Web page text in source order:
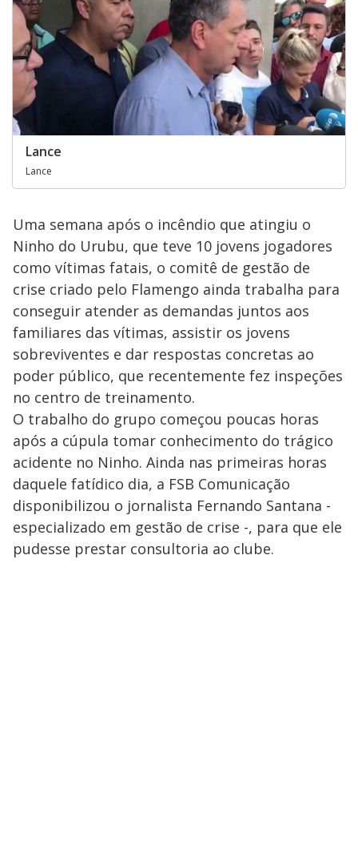
Lance
Lance
Uma semana após o incêndio que atingiu o
Ninho do Urubu, que teve 10 jovens jogadores
como vítimas fatais, o comitê de gestão de
crise criado pelo Flamengo ainda trabalha para
conseguir atender as demandas juntos aos
familiares das vítimas, assistir os jovens
sobreviventes e dar respostas concretas ao
poder público, que recentemente fez inspeções
no centro de treinamento.
O trabalho do grupo começou poucas horas
após a cúpula tomar conhecimento do trágico
acidente no Ninho. Ainda nas primeiras horas
daquele fatídico dia, a FSB Comunicação
disponibilizou o jornalista Fernando Santana -
especializado em gestão de crise -, para que ele
pudesse prestar consultoria ao clube.